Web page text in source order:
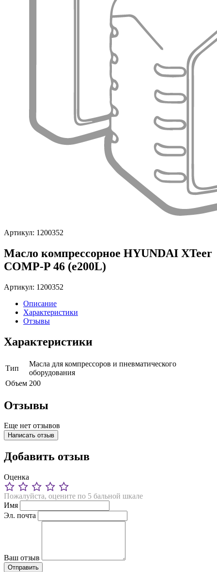
Артикул: 1200352
Масло компрессорное HYUNDAI XTeer
COMP-P 46 (e200L)
Артикул: 1200352
Описание
Характеристики
Отзывы
Характеристики
Тип
Масла для компрессоров и пневматического
оборудования
Объем 200
Отзывы
Еще нет отзывов
Написать отзыв
Добавить отзыв
Оценка
Пожалуйста, оцените по 5 бальной шкале
Имя
Эл. почта
Ваш отзыв